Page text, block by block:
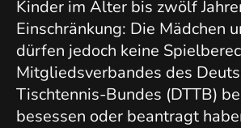
Kinder im Alter bis zwölf
Einschränkung: Die Mädchen
dürfen jedoch keine
Mitgliedsverbandes des
Tischtennis-Bundes (DTTB)
besessen oder beantragt